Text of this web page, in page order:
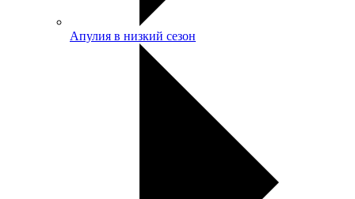
Апулия в низкий сезон